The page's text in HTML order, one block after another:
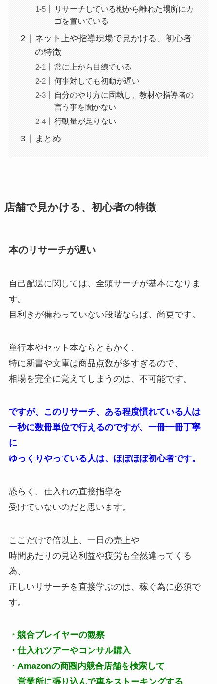
リサーチしている棚から離れた場所にカ
ゴを置いている
ネット上や指導現場で見かける、初心者
の特徴
常に上から目線でいる
何事対しても初動が遅い
自分のやり方に固執し、教材や指導者の
言う事を聞かない
行動量が足りない
まとめ
店舗で見かける、初心者の特徴
本のリサーチが遅い
自己配送に関しては、全頭サーチが基本になりま
す。
目利きが備わっていない段階ならば、尚更です。
単行本やセット本ならともかく、
特に新書や文庫は商品点数が多すぎるので、
相場を完全に覚えてしまうのは、不可能です。
ですが、このリサーチ、ある程度慣れている人は
一秒に数冊単位で行えるのですが、一冊一冊丁寧
に
ゆっくりやっている人は、ほぼほぼ初心者です。
恐らく、仕入れの直接指導を
受けていないのだと思います。
ここだけで倍以上、一日の売上や
時間あたりの見込利益や疲労も全然違ってくる
為、
正しいリサーチを直接学ぶのは、稼ぐ為に必須で
す。
・競合プレイヤーの観察
・仕入れツアーやコンサル購入
・Amazonの商圏内競合店舗を検索して
営業所に張り込んで車をストーキングする